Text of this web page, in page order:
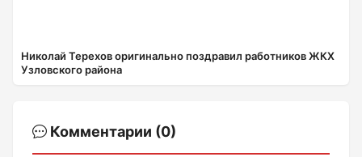
Николай Терехов оригинально поздравил работников ЖКХ
Узловского района
Комментарии (0)